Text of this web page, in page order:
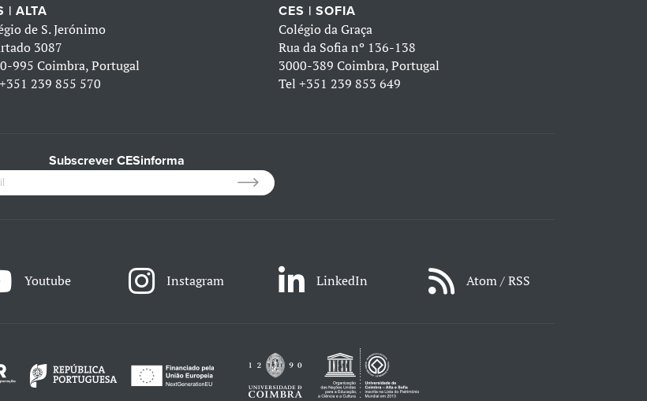
| ALTA
de S. Jerónimo
3087
995 Coimbra, Portugal
+351 239 855 570
CES | SOFIA
Colégio da Graça
Rua da Sofia nº 136-138
3000-389 Coimbra, Portugal
Tel +351 239 853 649
Subscrever CESinforma
Youtube Instagram LinkedIn Atom / RSS